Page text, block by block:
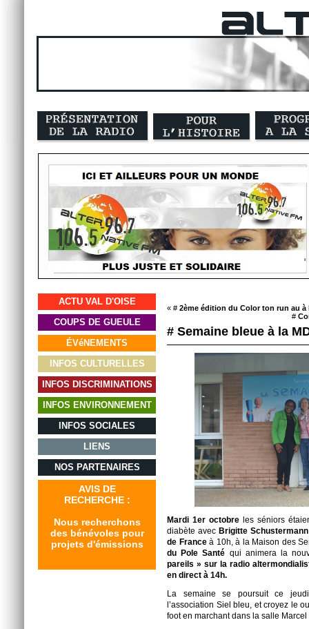
ACTU VAL D'OISE
COUPS DE GUEULE
ÉVéNEMENTS
INFOS CULTURELLES
INFOS DISCRIMINATIONS
INFOS ENVIRONNEMENT
INFOS SOCIALES
LIENS
NOS PARTENAIRES
AVIS DE
RECHERCHE :
Nous recherchons
des bénévoles pour
projets d'émissions
« # 2ème édition du Color ton run au à
#
# Semaine bleue à la
Mardi 1er octobre les séniors
diabète avec Brigitte
de Franceà 10h, à la Maison des
du Pole Santé qui animera la
pareils » sur la radio
en direct à 14h.
La semaine se poursuit ce
l’association Siel bleu, et croyez le
foot en marchant dans la salle